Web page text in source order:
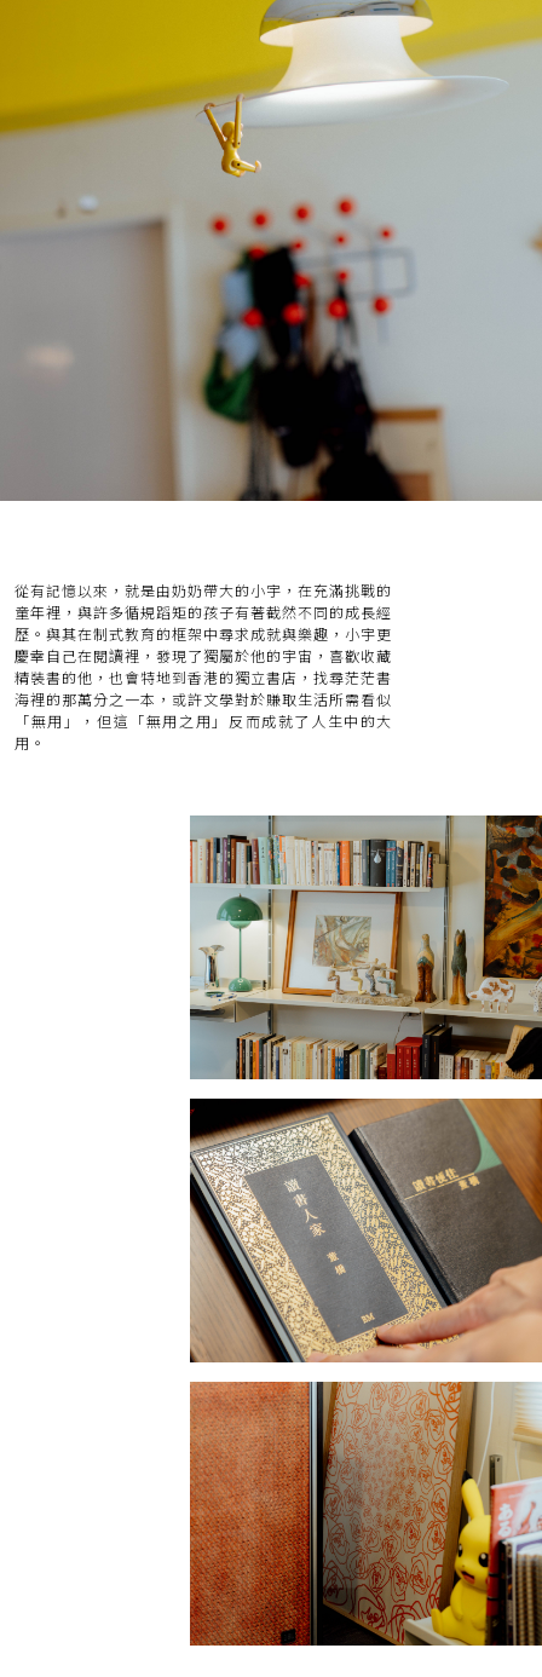
從有記憶以來，就是由奶奶帶大的小宇，在充滿挑戰的
童年裡，與許多循規蹈矩的孩子有著截然不同的成長經
歷。與其在制式教育的框架中尋求成就與樂趣，小宇更
慶幸自己在閱讀裡，發現了獨屬於他的宇宙，喜歡收藏
精裝書的他，也會特地到香港的獨立書店，找尋茫茫書
海裡的那萬分之一本，或許文學對於賺取生活所需看似
「無用」，但這「無用之用」反而成就了人生中的大
用。